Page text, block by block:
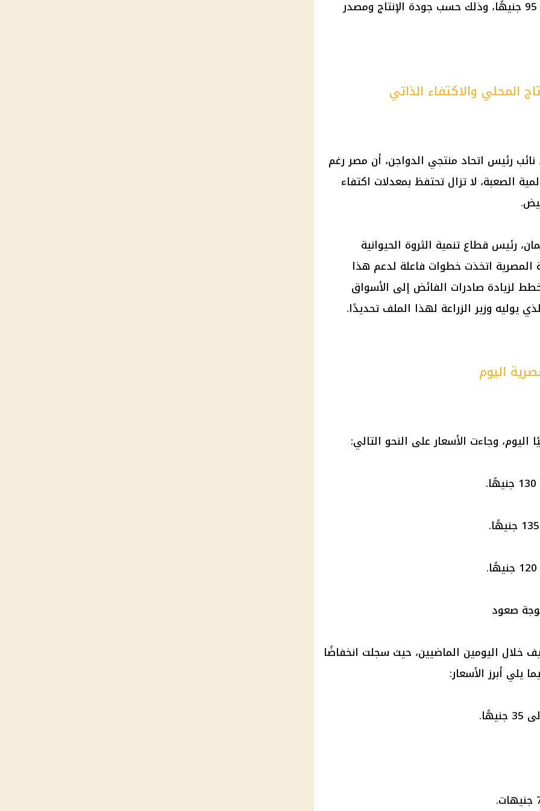
الأسواق بأسعار تتراوح بين 89 إلى 95 جنيهًا، وذلك حسب جودة الإنتاج ومصدر
المحلي والاكتفاء الذاتي
رئيس اتحاد منتجي الدواجن، أن مصر رغم
الصعبة، لا تزال تحتفظ بمعدلات اكتفاء
.
رئيس قطاع تنمية الثروة الحيوانية
المصرية اتخذت خطوات فاعلة لدعم هذا
لزيادة صادرات الفائض إلى الأسواق
يوليه وزير الزراعة لهذا الملف تحديدًا.
اليوم
اليوم، وجاءت الأسعارعلى النحو التالي:
صعود
اليومين الماضيين، حيث سجلت انخفاضًا
الأسعار: